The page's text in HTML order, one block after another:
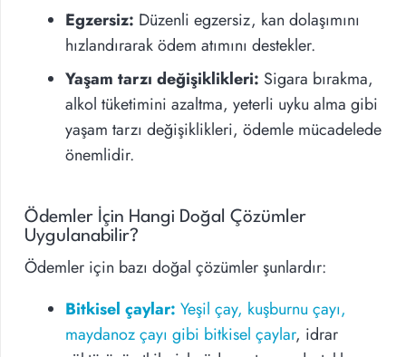
Egzersiz: Düzenli egzersiz, kan dolaşımını
hızlandırarak ödem atımını destekler.
Yaşam tarzı değişiklikleri: Sigara bırakma,
alkol tüketimini azaltma, yeterli uyku alma gibi
yaşam tarzı değişiklikleri, ödemle mücadelede
önemlidir.
Ödemler İçin Hangi Doğal Çözümler
Uygulanabilir?
Ödemler için bazı doğal çözümler şunlardır:
Bitkisel çaylar: Yeşil çay, kuşburnu çayı,
maydanoz çayı gibi bitkisel çaylar, idrar